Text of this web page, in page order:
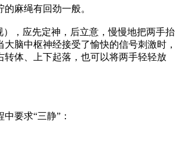
麻绳有回劲一般。
，应先定神，后立意，慢慢地把两手抬
脑中枢神经接受了愉快的信号刺激时，
体、上下起落，也可以将两手轻轻放
要求“三静”：